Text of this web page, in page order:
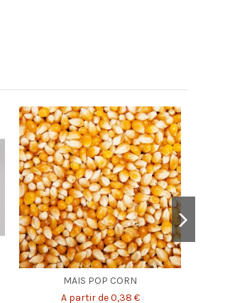
MAIS POP CORN
A partir de 0,38 €